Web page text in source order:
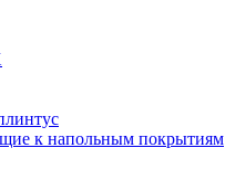
к напольным покрытиям